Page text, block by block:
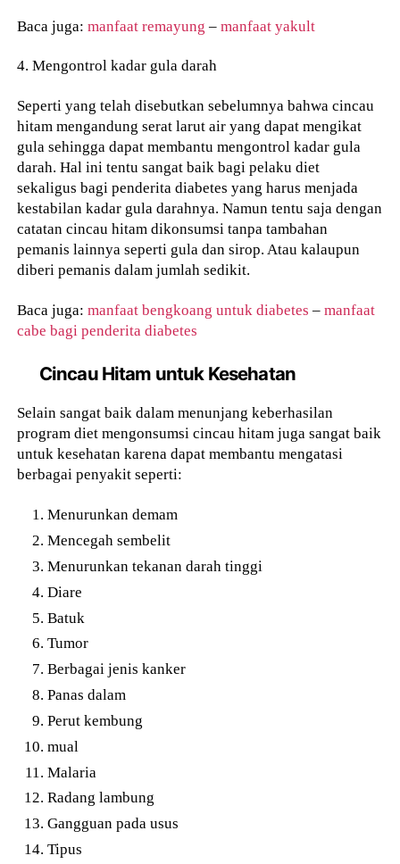
Baca juga:manfaat remayung –manfaat yakult
4. Mengontrol kadar gula darah
Seperti yang telah disebutkan sebelumnya bahwa cincau
hitam mengandung serat larut air yang dapat mengikat
gula sehingga dapat membantu mengontrol kadar gula
darah. Hal ini tentu sangat baik bagi pelaku diet
sekaligus bagi penderita diabetes yang harus menjada
kestabilan kadar gula darahnya. Namun tentu saja dengan
catatan cincau hitam dikonsumsi tanpa tambahan
pemanis lainnya seperti gula dan sirop. Atau kalaupun
diberi pemanis dalam jumlah sedikit.
Baca juga:manfaat bengkoang untuk diabetes –manfaat
cabe bagi penderita diabetes
Cincau Hitam untuk Kesehatan
Selain sangat baik dalam menunjang keberhasilan
program diet mengonsumsi cincau hitam juga sangat baik
untuk kesehatan karena dapat membantu mengatasi
berbagai penyakit seperti:
Menurunkan demam
Mencegah sembelit
Menurunkan tekanan darah tinggi
Diare
Batuk
Tumor
Berbagai jenis kanker
Panas dalam
Perut kembung
mual
Malaria
Radang lambung
Gangguan pada usus
Tipus